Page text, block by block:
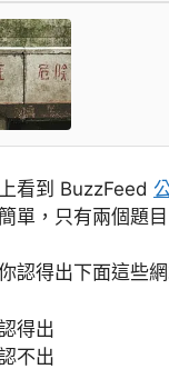
看到 BuzzFeed
單，只有兩個題目
認得出下面這些
得出
不出